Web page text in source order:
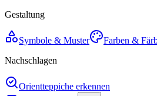
Gestaltung
Symbole & Muster Farben &
Nachschlagen
Orientteppiche erkennen